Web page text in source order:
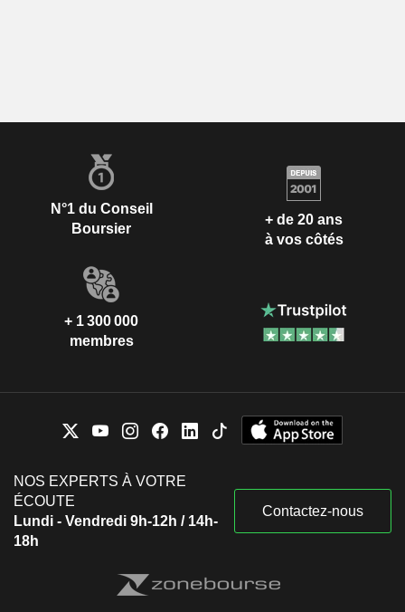
N°1 du Conseil
Boursier
+ de 20 ans
à vos côtés
+ 1 300 000
membres
NOS EXPERTS À VOTRE
ÉCOUTE
Lundi - Vendredi 9h-12h / 14h-
18h
Contactez-nous